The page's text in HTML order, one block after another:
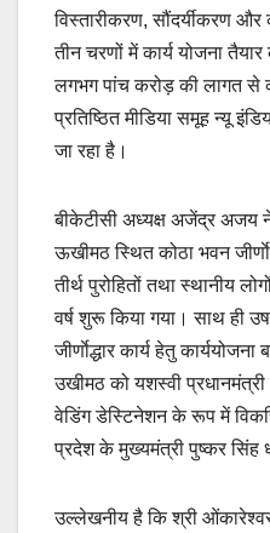
विस्तारीकरण, सौंदर्यीकरण और
तीन चरणों में कार्य योजना
लगभग पांच करोड़ की लागत से
प्रतिष्ठित मीडिया समूह न्यू
जा रहा है।
बीकेटीसी अध्यक्ष अजेंद्र अजय
ऊखीमठ स्थित कोठा भवन
तीर्थ पुरोहितों तथा स्थानीय
वर्ष शुरू किया गया। साथ ही
जीर्णाेद्धार कार्य हेतु
उखीमठ को यशस्वी
वेडिंग डेस्टिनेशन के रूप में
प्रदेश के मुख्यमंत्री पुष्कर सिंह
उल्लेखनीय है कि श्री